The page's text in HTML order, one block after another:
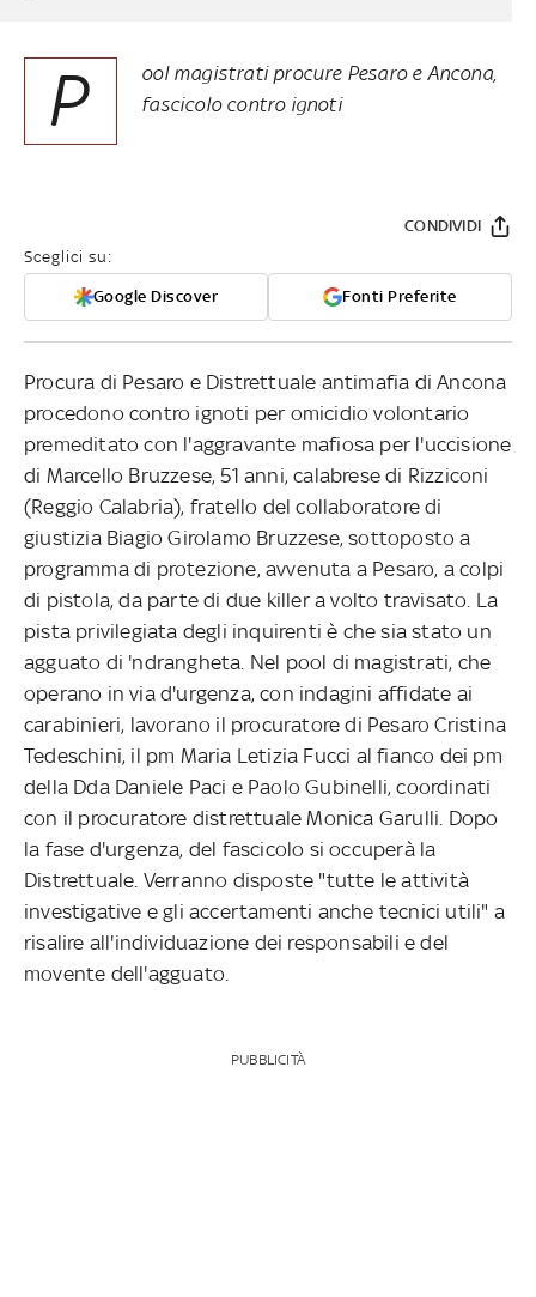
P
ool magistrati procure Pesaro e Ancona,
fascicolo contro ignoti
Sceglici su:
Google Discover Fonti Preferite
CONDIVIDI
Procura di Pesaro e Distrettuale antimafia di Ancona
procedono contro ignoti per omicidio volontario
premeditato con l'aggravante mafiosa per l'uccisione
di Marcello Bruzzese, 51 anni, calabrese di Rizziconi
(Reggio Calabria), fratello del collaboratore di
giustizia Biagio Girolamo Bruzzese, sottoposto a
programma di protezione, avvenuta a Pesaro, a colpi
di pistola, da parte di due killer a volto travisato. La
pista privilegiata degli inquirenti è che sia stato un
agguato di 'ndrangheta. Nel pool di magistrati, che
operano in via d'urgenza, con indagini affidate ai
carabinieri, lavorano il procuratore di Pesaro Cristina
Tedeschini, il pm Maria Letizia Fucci al fianco dei pm
della Dda Daniele Paci e Paolo Gubinelli, coordinati
con il procuratore distrettuale Monica Garulli. Dopo
la fase d'urgenza, del fascicolo si occuperà la
Distrettuale. Verranno disposte "tutte le attività
investigative e gli accertamenti anche tecnici utili" a
risalire all'individuazione dei responsabili e del
movente dell'agguato.
PUBBLICITÀ